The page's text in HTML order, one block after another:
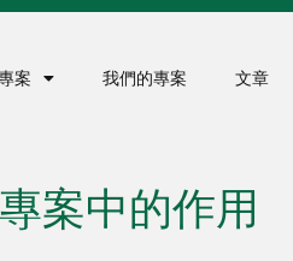
案 我們的專案 文章
案中的作用